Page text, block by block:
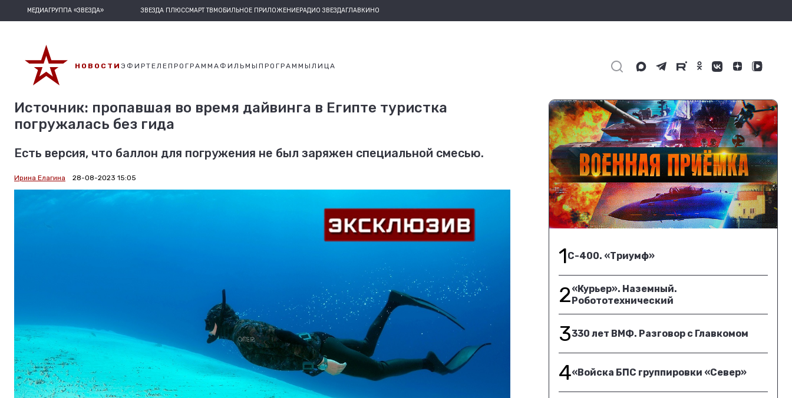
МЕДИАГРУППА «ЗВЕЗДА» ЗВЕЗДА ПЛЮССМАРТ ТВМОБИЛЬНОЕ ПРИЛОЖЕНИЕРАДИО ЗВЕЗДАГЛАВКИНО
НОВОСТИ ЭФИРТЕЛЕПРОГРАММАФИЛЬМЫ ПРОГРАММЫ ЛИЦА
Источник: пропавшая во время дайвинга в Египте туристка
погружалась без гида
Есть версия, что баллон для погружения не был заряжен специальной смесью.
Ирина Елагина 28-08-2023 15:05
1С-400. «Триумф»
2«Курьер». Наземный.
Робототехнический
3330 лет ВМФ. Разговор с Главкомом
4«Войска БПС группировки «Север»